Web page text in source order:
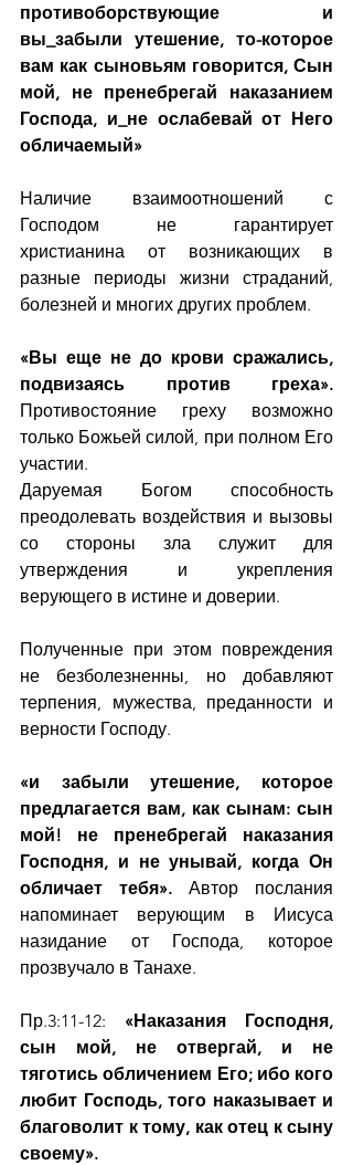
противоборствующие и
вы_забыли утешение, то-которое
вам как сыновьям говорится, Сын
мой, не пренебрегай наказанием
Господа, и_не ослабевай от Него
обличаемый»
Наличие взаимоотношений с
Господом не гарантирует
христианина от возникающих в
разные периоды жизни страданий,
болезней и многих других проблем.
«Вы еще не до крови сражались,
подвизаясь против греха».
Противостояние греху возможно
только Божьей силой, при полном Его
участии.
Даруемая Богом способность
преодолевать воздействия и вызовы
со стороны зла служит для
утверждения и укрепления
верующего в истине и доверии.
Полученные при этом повреждения
не безболезненны, но добавляют
терпения, мужества, преданности и
верности Господу.
«и забыли утешение, которое
предлагается вам, как сынам: сын
мой! не пренебрегай наказания
Господня, и не унывай, когда Он
обличает тебя». Автор послания
напоминает верующим в Иисуса
назидание от Господа, которое
прозвучало в Танахе.
Пр.3:11-12: «Наказания Господня,
сын мой, не отвергай, и не
тяготись обличением Его; ибо кого
любит Господь, того наказывает и
благоволит к тому, как отец к сыну
своему».